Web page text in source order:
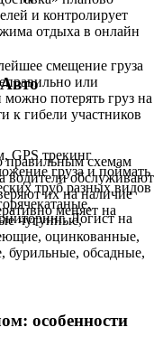
и контролирует
отдыха в онлайн
смещение груза
или
потерять груз на
к гибели участников
правильным схемам
водители обслуживают
их на наличие
меняет на
GPS трекинг
груза и поймать
Логист на
труб разных видов
чугунные,
оцинкованные,
бурильные, обсадные,
особенности